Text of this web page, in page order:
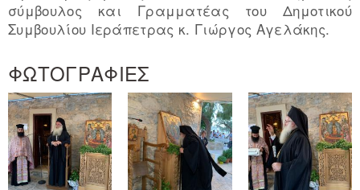
σύμβουλος και Γραμματέας του Δημοτικού
Συμβουλίου Ιεράπετρας κ. Γιώργος Αγελάκης.
ΦΩΤΟΓΡΑΦΙΕΣ